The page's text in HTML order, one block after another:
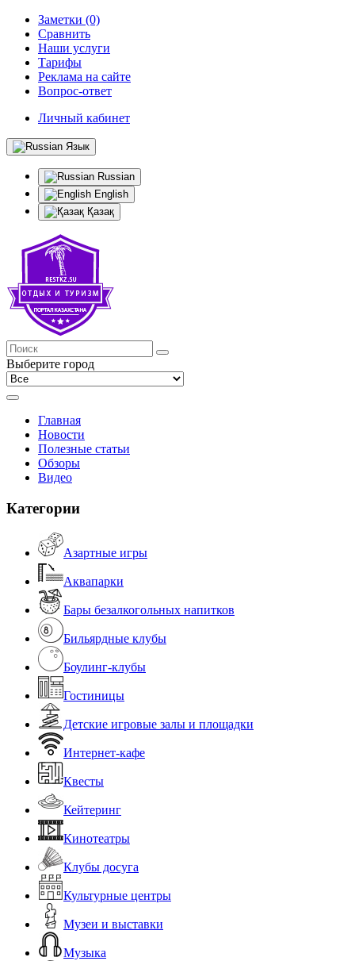
Заметки (0)
Сравнить
Наши услуги
Тарифы
Реклама на сайте
Вопрос-ответ
Личный кабинет
Язык
Russian
English
Қазақ
Выберите город
Главная
Новости
Полезные статьи
Обзоры
Видео
Категории
Азартные игры
Аквапарки
Бары безалкогольных напитков
Бильярдные клубы
Боулинг-клубы
Гостиницы
Детские игровые залы и площадки
Интернет-кафе
Квесты
Кейтеринг
Кинотеатры
Клубы досуга
Культурные центры
Музеи и выставки
Музыка